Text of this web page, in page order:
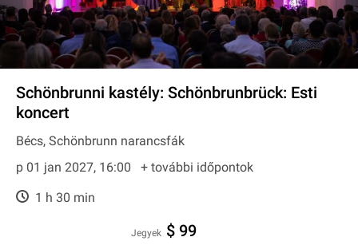
Schönbrunni kastély: Schönbrunbrück: Esti
koncert
Bécs, Schönbrunn narancsfák
p 01 jan 2027, 16:00
+ további időpontok
1 h 30 min
Jegyek $ 99